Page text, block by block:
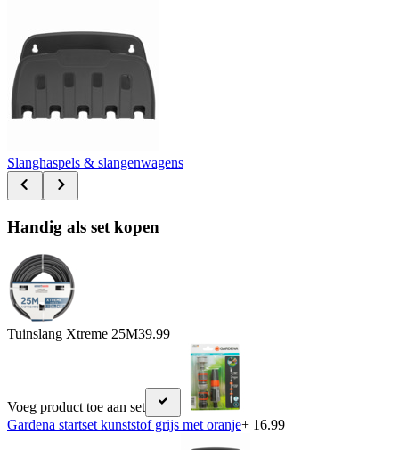
Slanghaspels & slangenwagens
Handig als set kopen
Tuinslang Xtreme 25M39.99
Voeg product toe aan set
Gardena startset kunststof grijs met oranje+ 16.99